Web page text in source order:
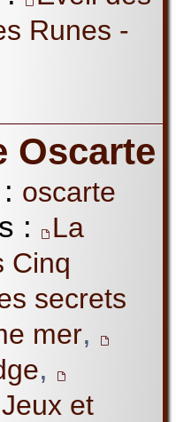
Runes -
Oscarte
oscarte
:
La
Cinq
secrets
mer,
,
Jeux et